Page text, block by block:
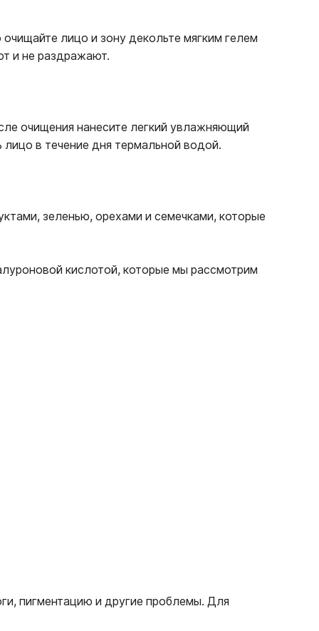
лицо и зону декольте мягким гелем
и не раздражают.
очищения нанесите легкий увлажняющий
в течение дня термальной водой.
зеленью, орехами и семечками, которые
кислотой, которые мы рассмотрим
пигментацию и другие проблемы. Для